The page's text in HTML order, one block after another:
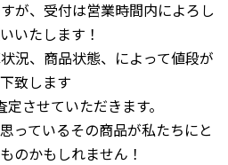
が、受付は営業時間内によろし
いたします！
況、商品状態、によって値段が
致します
させていただきます。
っているその商品が私たちにと
のかもしれません！